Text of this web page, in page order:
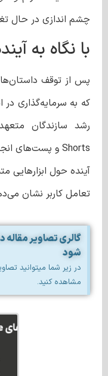
چشم اندازی در حال
با نگاه به
که به سرمایه‌گذاری در
رشد سازندگان
آینده حول ابزارهایی
تعامل کاربر نشان
شود
در زیر شما میتوانید
مشاهده کنید.